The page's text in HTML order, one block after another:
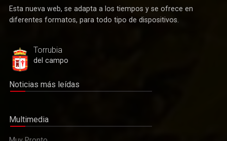
Deportes
Después de más de tres décadas vuelve el fútbol federado
Esta nueva web, se adapta a los tiempos y se ofrece en
diferentes formatos, para todo tipo de dispositivos.
Torrubia
del campo
Noticias más leídas
Multimedia